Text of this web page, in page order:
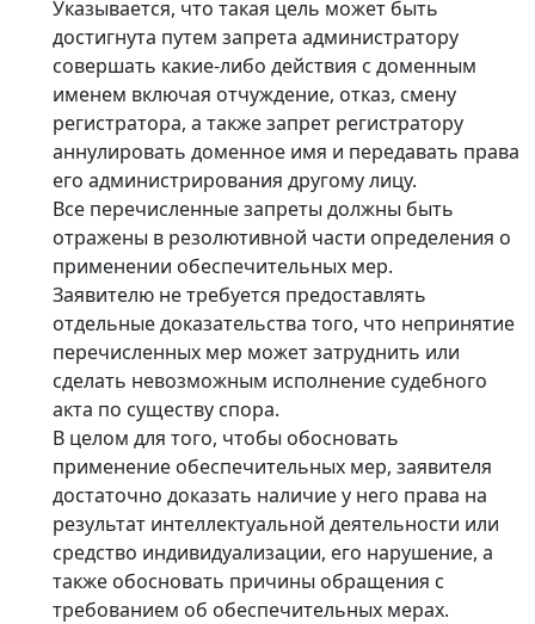
Указывается, что такая цель может быть
достигнута путем запрета администратору
совершать какие-либо действия с доменным
именем включая отчуждение, отказ, смену
регистратора, а также запрет регистратору
аннулировать доменное имя и передавать права
его администрирования другому лицу.
Все перечисленные запреты должны быть
отражены в резолютивной части определения о
применении обеспечительных мер.
Заявителю не требуется предоставлять
отдельные доказательства того, что непринятие
перечисленных мер может затруднить или
сделать невозможным исполнение судебного
акта по существу спора.
В целом для того, чтобы обосновать
применение обеспечительных мер, заявителя
достаточно доказать наличие у него права на
результат интеллектуальной деятельности или
средство индивидуализации, его нарушение, а
также обосновать причины обращения с
требованием об обеспечительных мерах.